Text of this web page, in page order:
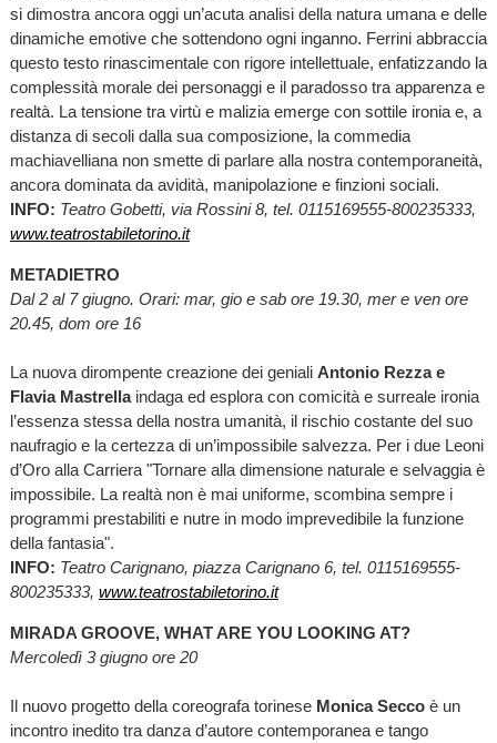
si dimostra ancora oggi un’acuta analisi della natura umana e delle
dinamiche emotive che sottendono ogni inganno. Ferrini abbraccia
questo testo rinascimentale con rigore intellettuale, enfatizzando la
complessità morale dei personaggi e il paradosso tra apparenza e
realtà. La tensione tra virtù e malizia emerge con sottile ironia e, a
distanza di secoli dalla sua composizione, la commedia
machiavelliana non smette di parlare alla nostra contemporaneità,
ancora dominata da avidità, manipolazione e finzioni sociali.
INFO: Teatro Gobetti, via Rossini 8, tel. 0115169555-800235333,
www.teatrostabiletorino.it
METADIETRO
Dal 2 al 7 giugno. Orari: mar, gio e sab ore 19.30, mer e ven ore
20.45, dom ore 16
La nuova dirompente creazione dei geniali Antonio Rezza e
Flavia Mastrellaindaga ed esplora con comicità e surreale ironia
l’essenza stessa della nostra umanità, il rischio costante del suo
naufragio e la certezza di un’impossibile salvezza. Per i due Leoni
d’Oro alla Carriera "Tornare alla dimensione naturale e selvaggia è
impossibile. La realtà non è mai uniforme, scombina sempre i
programmi prestabiliti e nutre in modo imprevedibile la funzione
della fantasia".
INFO: Teatro Carignano, piazza Carignano 6, tel. 0115169555-
800235333, www.teatrostabiletorino.it
MIRADA GROOVE, WHAT ARE YOU LOOKING AT?
Mercoledì 3 giugno ore 20
Il nuovo progetto della coreografa torinese Monica Seccoè un
incontro inedito tra danza d’autore contemporanea e tango